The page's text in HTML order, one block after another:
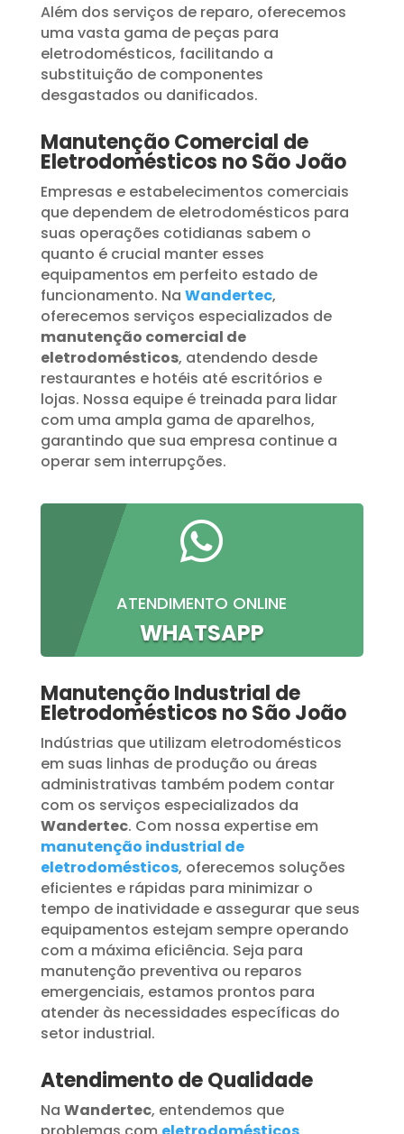
Além dos serviços de reparo, oferecemos
uma vasta gama de peças para
eletrodomésticos, facilitando a
substituição de componentes
desgastados ou danificados.
Manutenção Comercial de
Eletrodomésticos no São João
Empresas e estabelecimentos comerciais
que dependem de eletrodomésticos para
suas operações cotidianas sabem o
quanto é crucial manter esses
equipamentos em perfeito estado de
funcionamento. Na Wandertec,
oferecemos serviços especializados de
manutenção comercial de
eletrodomésticos, atendendo desde
restaurantes e hotéis até escritórios e
lojas. Nossa equipe é treinada para lidar
com uma ampla gama de aparelhos,
garantindo que sua empresa continue a
operar sem interrupções.

ATENDIMENTO ONLINE
WHATSAPP
Manutenção Industrial de
Eletrodomésticos no São João
Indústrias que utilizam eletrodomésticos
em suas linhas de produção ou áreas
administrativas também podem contar
com os serviços especializados da
Wandertec. Com nossa expertise em
manutenção industrial de
eletrodomésticos, oferecemos soluções
eficientes e rápidas para minimizar o
tempo de inatividade e assegurar que seus
equipamentos estejam sempre operando
com a máxima eficiência. Seja para
manutenção preventiva ou reparos
emergenciais, estamos prontos para
atender às necessidades específicas do
setor industrial.
Atendimento de Qualidade
Na Wandertec, entendemos que